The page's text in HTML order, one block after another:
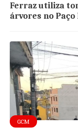
Ferraz utiliza
árvores no
GCM